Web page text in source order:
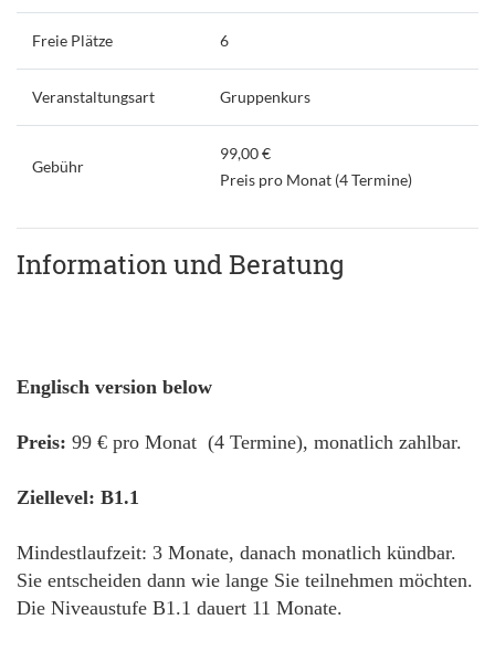
Freie Plätze 6
Veranstaltungsart Gruppenkurs
Gebühr
99,00 €
Preis pro Monat (4 Termine)
Information und Beratung
Englisch version below
Preis: 99 € pro Monat (4 Termine), monatlich zahlbar.
Ziellevel: B1.1
Mindestlaufzeit: 3 Monate, danach monatlich kündbar.
Sie entscheiden dann wie lange Sie teilnehmen möchten.
Die Niveaustufe B1.1 dauert 11 Monate.